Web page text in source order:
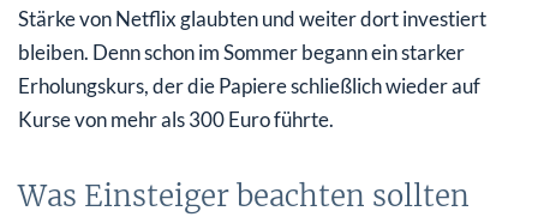
Stärke von Netflix glaubten und weiter dort investiert
bleiben. Denn schon im Sommer begann ein starker
Erholungskurs, der die Papiere schließlich wieder auf
Kurse von mehr als 300 Euro führte.
Was Einsteiger beachten sollten